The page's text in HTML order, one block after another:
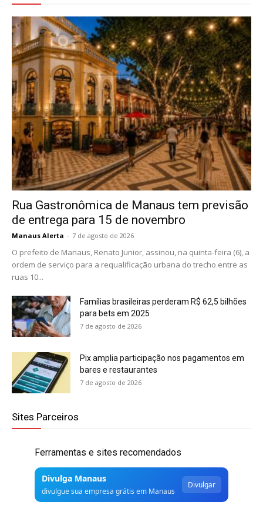
Rua Gastronômica de Manaus tem previsão
de entrega para 15 de novembro
Manaus Alerta - 7 de agosto de 2026
O prefeito de Manaus, Renato Junior, assinou, na quinta-feira (6), a
ordem de serviço para a requalificação urbana do trecho entre as
ruas 10...
Famílias brasileiras perderam R$ 62,5 bilhões
para bets em 2025
7 de agosto de 2026
Pix amplia participação nos pagamentos em
bares e restaurantes
7 de agosto de 2026
Sites Parceiros
Ferramentas e sites recomendados
Divulga Manaus
divulgue sua empresa grátis em Manaus
Divulgar